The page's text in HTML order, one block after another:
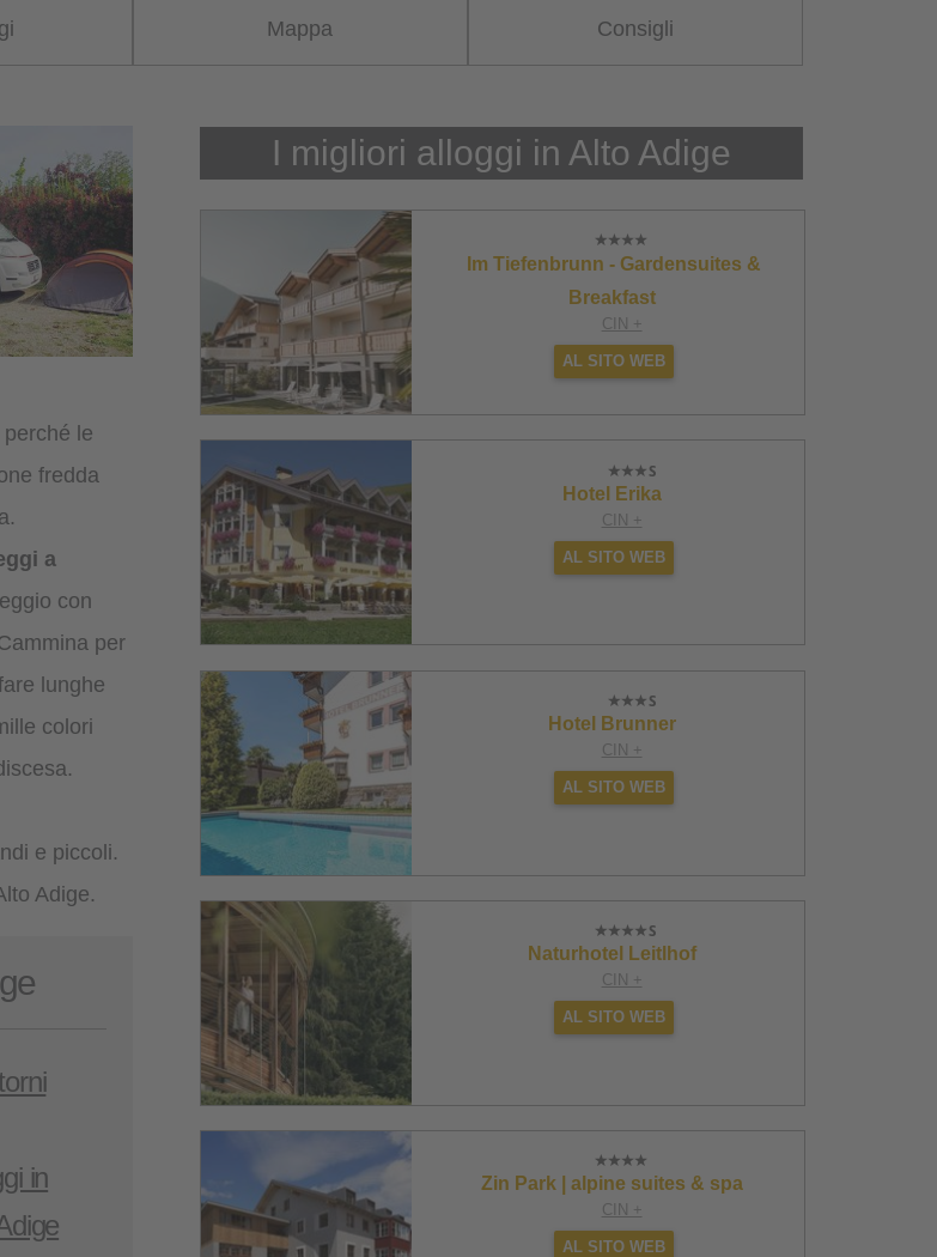
Mappa Consigli
I migliori alloggi in Alto Adige
Im Tiefenbrunn - Gardensuites &
Breakfast
CIN +
AL SITO WEB
Hotel Erika
CIN +
AL SITO WEB
Hotel Brunner
CIN +
AL SITO WEB
Naturhotel Leitlhof
CIN +
AL SITO WEB
Zin Park | alpine suites & spa
CIN +
AL SITO WEB
le
fredda
a
con
per
lunghe
colori
e piccoli.
Adige.
in